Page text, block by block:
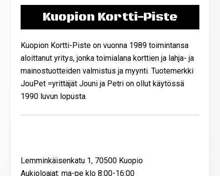
Kuopion Kortti-Piste
Kuopion Kortti-Piste on vuonna 1989 toimintansa
aloittanut yritys, jonka toimialana korttien ja lahja- ja
mainostuotteiden valmistus ja myynti. Tuotemerkki
JouPet =yrittäjät Jouni ja Petri on ollut käytössä
1990 luvun lopusta.
Lemminkäisenkatu 1, 70500 Kuopio
Aukioloajat: ma-pe klo 8:00-16:00